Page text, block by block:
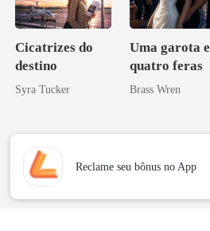
Cicatrizes do
destino
Syra Tucker
Uma garota e
quatro feras
Brass Wren
Reclame seu bônus no App